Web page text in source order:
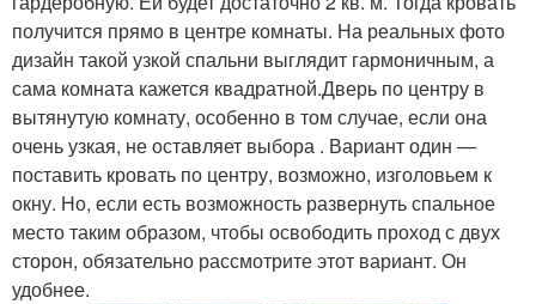
получится прямо в центре комнаты. На реальных фото
дизайн такой узкой спальни выглядит гармоничным, а
сама комната кажется квадратной.Дверь по центру в
вытянутую комнату, особенно в том случае, если она
очень узкая, не оставляет выбора . Вариант один —
поставить кровать по центру, возможно, изголовьем к
окну. Но, если есть возможность развернуть спальное
место таким образом, чтобы освободить проход с двух
сторон, обязательно рассмотрите этот вариант. Он
удобнее.